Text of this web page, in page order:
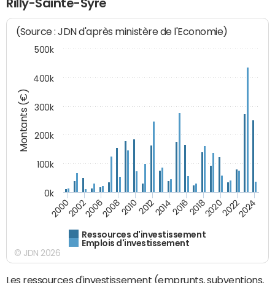
Rilly-Sainte-Syre
Montants (€)
(Source : JDN d'après ministère de l'Economie)
Ressources d'investissement
Emplois d'investissement
200020022006200820102012201420162018202020222024
0k
100k
200k
300k
400k
500k
© JDN 2026
Les ressources d'investissement (emprunts, subventions,